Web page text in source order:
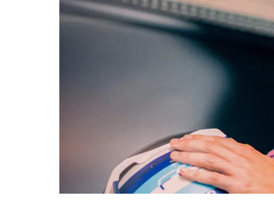
irregularidades en la licitación
La causa, que avanza en la Justicia,
políticos y en presentaciones
lupa tanto el proceso licitatorio como
En ese contexto, el pedido para transferir
un nuevo capítulo en una concesión que
continúa siendo seguido de cerca tanto
Loquepasa